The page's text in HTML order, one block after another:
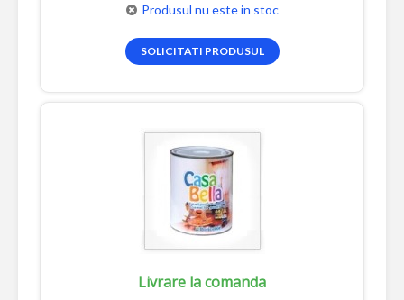
Produsul nu este in stoc
SOLICITATI PRODUSUL
Livrare la comanda